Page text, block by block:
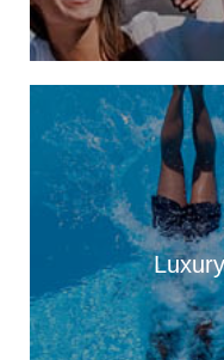
13:28
Ένα μεγάλο
«Στάθηκαν δίπλα μας σε
Στον “εθνικό κήρυκα” η
Φτέρη και Κουτσουπιά
παραδοσιακά πανηγύρια
13:10
Τα άλογα του Αίνου,
13:04
Παράσταση Καραγκιόζη
Τουλιάτα Ερίσου